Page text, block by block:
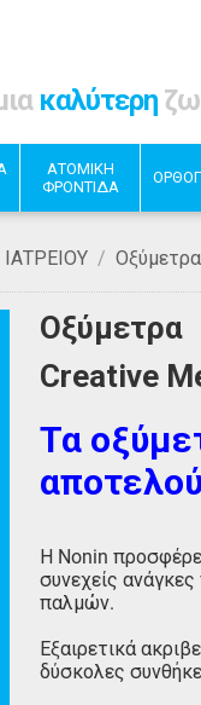
καλύτερη
ΑΤΟΜΙΚΗ
ΦΡΟΝΤΙΔΑ
/ Οξύμετρα
Οξύμετρα
Creative
Τα
Η Nonin
συνεχείς
παλμών.
Εξαιρετικά
δύσκολες